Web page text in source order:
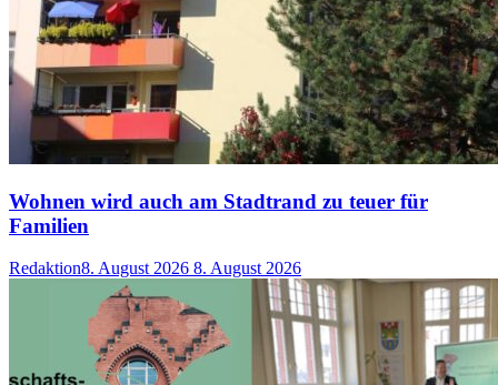
Wohnen wird auch am Stadtrand zu teuer für
Familien
Redaktion8. August 2026 8. August 2026